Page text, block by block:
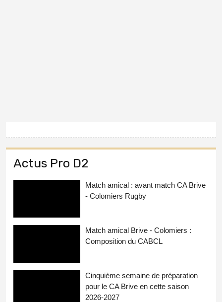
Actus Pro D2
Match amical : avant match CA Brive
- Colomiers Rugby
Match amical Brive - Colomiers :
Composition du CABCL
Cinquième semaine de préparation
pour le CA Brive en cette saison
2026-2027